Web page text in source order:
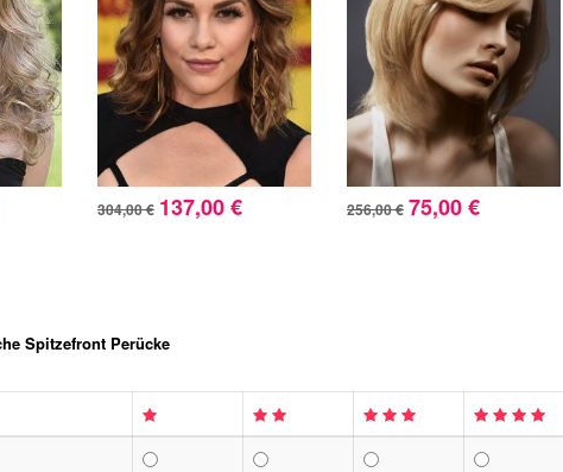
304,00 € 137,00 € 256,00 € 75,00 €
Spitzefront Perücke